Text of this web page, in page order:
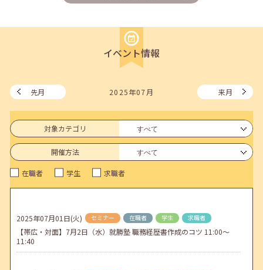
企業様向けセミナー「現場を巻き込む！人事のための『越境人材育
jobcafeからのお知らせ
7月のセミナー情報を公開いたしました。
メールカウンセリング、就職決定報告フォーム復旧いたしました。
2026年05月25日(月) jobcafeからのお知らせ
6月のセミナー情報を公開いたしました。
2026年05月01日(金) jobcafeからのお知らせ
連休前後（ゴールデンウィーク）のメールキャリア・アドバイス対応
についてのお知らせ
2026年04月02日(木) jobcafeからのお知らせ
ゴールデンウィーク期間中のご利用について
イベント情報
先月 2025年07月 来月
対象カテゴリ
開催方法
在職者 学生 求職者
2025年07月01日(火) セミナー 在職者 学生 求職者
【帯広・対面】7月2日（水）就勝塾 職務経歴書作成のコツ 11:00～
11:40